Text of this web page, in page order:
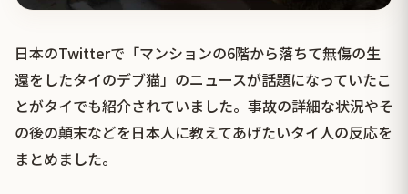
日本のTwitterで「マンションの6階から落ちて無傷の生
還をしたタイのデブ猫」のニュースが話題になっていたこ
とがタイでも紹介されていました。事故の詳細な状況やそ
の後の顛末などを日本人に教えてあげたいタイ人の反応を
まとめました。